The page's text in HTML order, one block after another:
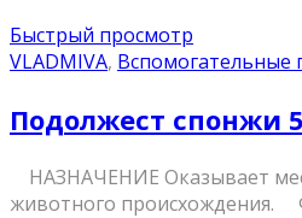
Быстрый просмотр
VLADMIVA, Вспомогательные
Подолжест спонжи
НАЗНАЧЕНИЕ Оказывает
животного